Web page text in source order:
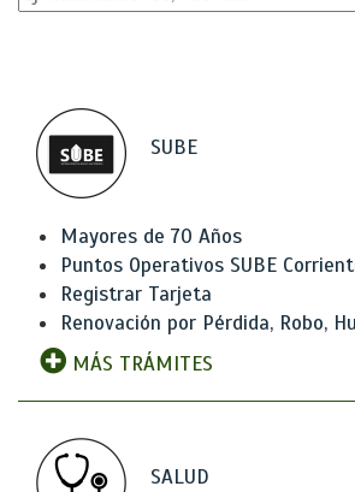
SUBE
Mayores de 70 Años
Puntos Operativos SUBE
Registrar Tarjeta
Renovación por Pérdida, Robo,
MÁS TRÁMITES
SALUD